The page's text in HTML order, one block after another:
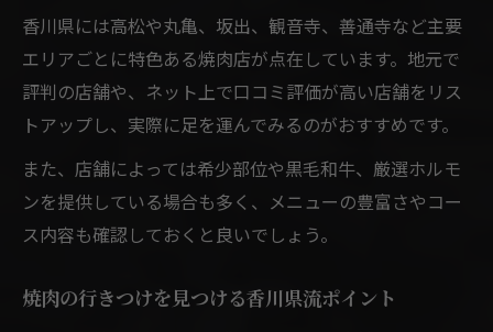
香川県には高松や丸亀、坂出、観音寺、善通寺など主要
エリアごとに特色ある焼肉店が点在しています。地元で
評判の店舗や、ネット上で口コミ評価が高い店舗をリス
トアップし、実際に足を運んでみるのがおすすめです。
また、店舗によっては希少部位や黒毛和牛、厳選ホルモ
ンを提供している場合も多く、メニューの豊富さやコー
ス内容も確認しておくと良いでしょう。
焼肉の行きつけを見つける香川県流ポイント